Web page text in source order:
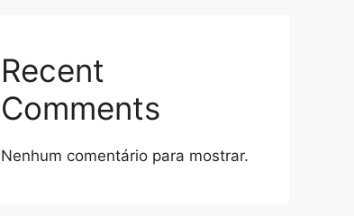
Recent
Comments
Nenhum comentário para mostrar.